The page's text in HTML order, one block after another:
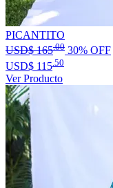
PICANTITO
USD$165.00 30% OFF
USD$ 115 .50
Ver Producto